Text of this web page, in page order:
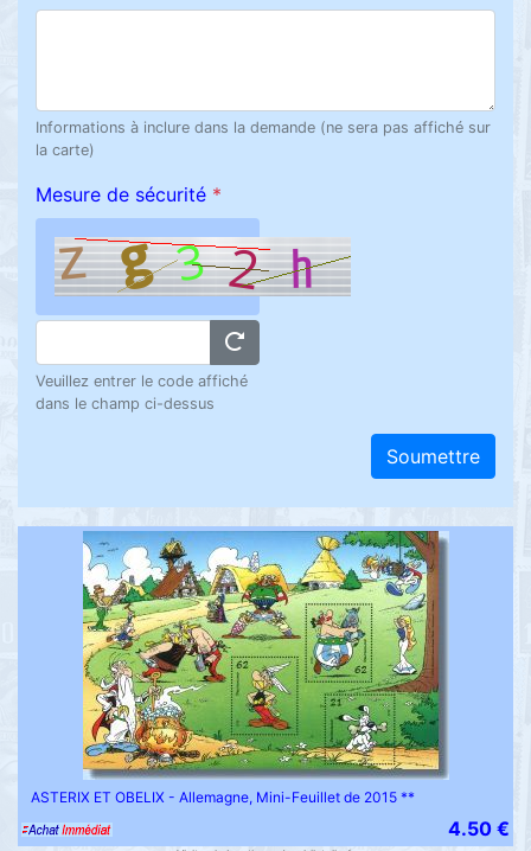
Informations à inclure dans la demande (ne sera pas affiché sur
la carte)
Mesure de sécurité *
Veuillez entrer le code affiché
dans le champ ci-dessus
Soumettre
ASTERIX ET OBELIX - Allemagne, Mini-Feuillet de 2015 **
4.50 €